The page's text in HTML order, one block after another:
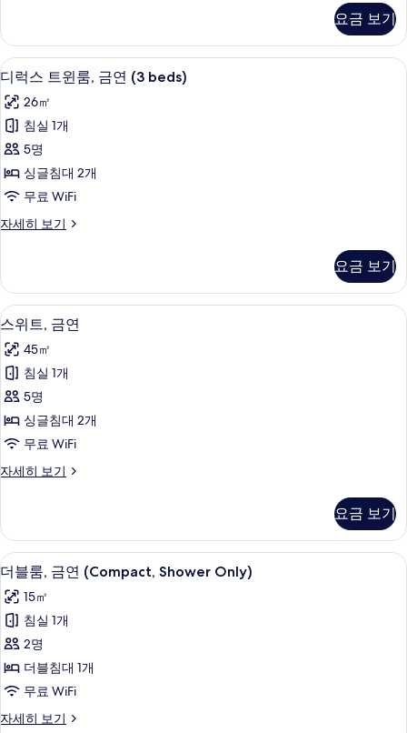
진
모
두
보
기
윈
룸,
금
연
자
세
히
보
기
요금 보기
디
럭
스
트
윈
룸,
연
beds)
사
진
모
두
보
기
디럭스 트윈룸, 금연 (3 beds) | 객실
8
디럭스 트윈룸, 금연 (3 beds)
26㎡
침실 1개
5명
싱글침대 2개
무료 WiFi
자세히 보기
디
윈
룸,
금
(3
beds)
자
세
히
보
기
요금 보기
스
위
트,
금
연
사
모
보
기
스위트, 금연 | 객실 내 금고, 암막 커튼
11
스위트, 금연
45㎡
침실 1개
5명
싱글침대 2개
무료 WiFi
자세히 보기
스
연
자
세
히
보
기
요금 보기
더
블
룸,
금
연
(Compact,
Shower
Only)
객실 내 금고, 암막 커튼, 방음 설비, 다
9
더블룸, 금연 (Compact, Shower Only)
15㎡
침실 1개
2명
더블침대 1개
무료 WiFi
자세히 보기
더